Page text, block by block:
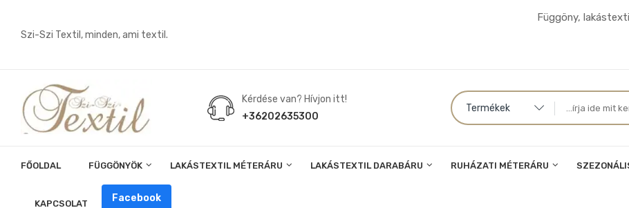
Szi-Szi Textil, minden, ami textil.
Függöny,
Kérdése van? Hívjon itt!
+36202635300
Termékek
FŐOLDAL FÜGGÖNYÖK LAKÁSTEXTIL MÉTERÁRU LAKÁSTEXTIL DARABÁRU RUHÁZATI MÉTERÁRU
KAPCSOLAT Facebook